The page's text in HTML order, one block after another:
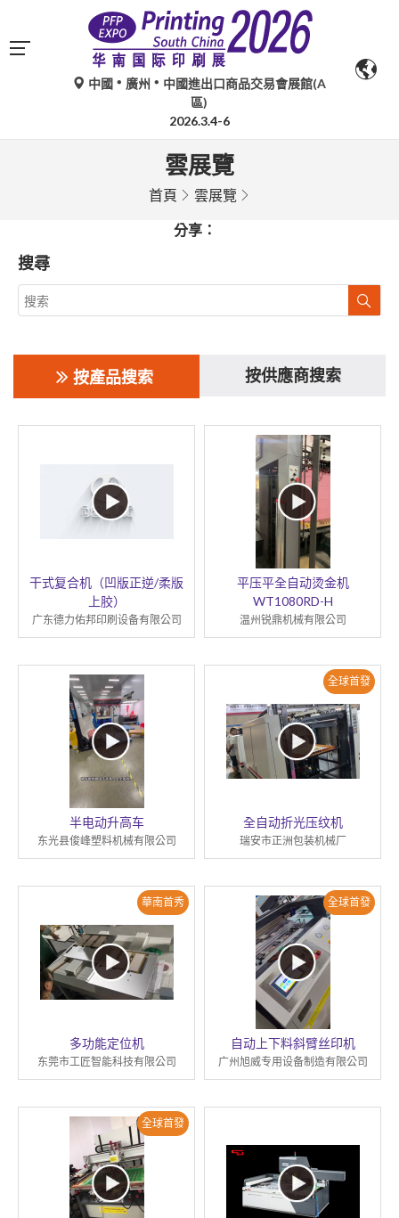
中國 廣州
中國進出口商品交易會展館(A
區)
2026.3.4-6
雲展覽
首頁 雲展覽
分享：
搜尋
按產品搜索 按供應商搜索
干式复合机（凹版正逆/柔版
上胶）
广东德力佑邦印刷设备有限公司
平压平全自动烫金机
WT1080RD-H
温州锐鼎机械有限公司
半电动升高车
东光县俊峰塑料机械有限公司
全球首發
全自动折光压纹机
瑞安市正洲包装机械厂
華南首秀
多功能定位机
东莞市工匠智能科技有限公司
全球首發
自动上下料斜臂丝印机
广州旭威专用设备制造有限公司
全球首發